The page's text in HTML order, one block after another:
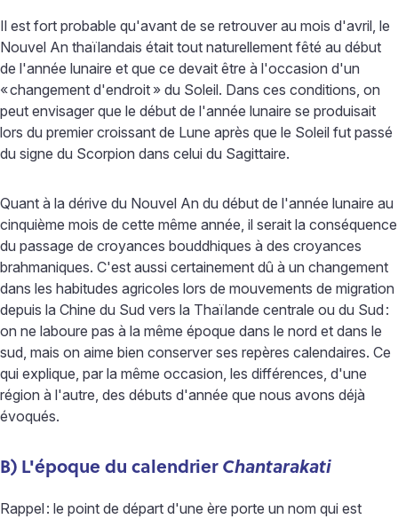
Il est fort probable qu'avant de se retrouver au mois d'avril, le
Nouvel An thaïlandais était tout naturellement fêté au début
de l'année lunaire et que ce devait être à l'occasion d'un
«changement d'endroit » du Soleil. Dans ces conditions, on
peut envisager que le début de l'année lunaire se produisait
lors du premier croissant de Lune après que le Soleil fut passé
du signe du Scorpion dans celui du Sagittaire.
Quant à la dérive du Nouvel An du début de l'année lunaire au
cinquième mois de cette même année, il serait la conséquence
du passage de croyances bouddhiques à des croyances
brahmaniques. C'est aussi certainement dû à un changement
dans les habitudes agricoles lors de mouvements de migration
depuis la Chine du Sud vers la Thaïlande centrale ou du Sud :
on ne laboure pas à la même époque dans le nord et dans le
sud, mais on aime bien conserver ses repères calendaires. Ce
qui explique, par la même occasion, les différences, d'une
région à l'autre, des débuts d'année que nous avons déjà
évoqués.
B) L'époque du calendrierChantarakati
Rappel: le point de départ d'une ère porte un nom qui est